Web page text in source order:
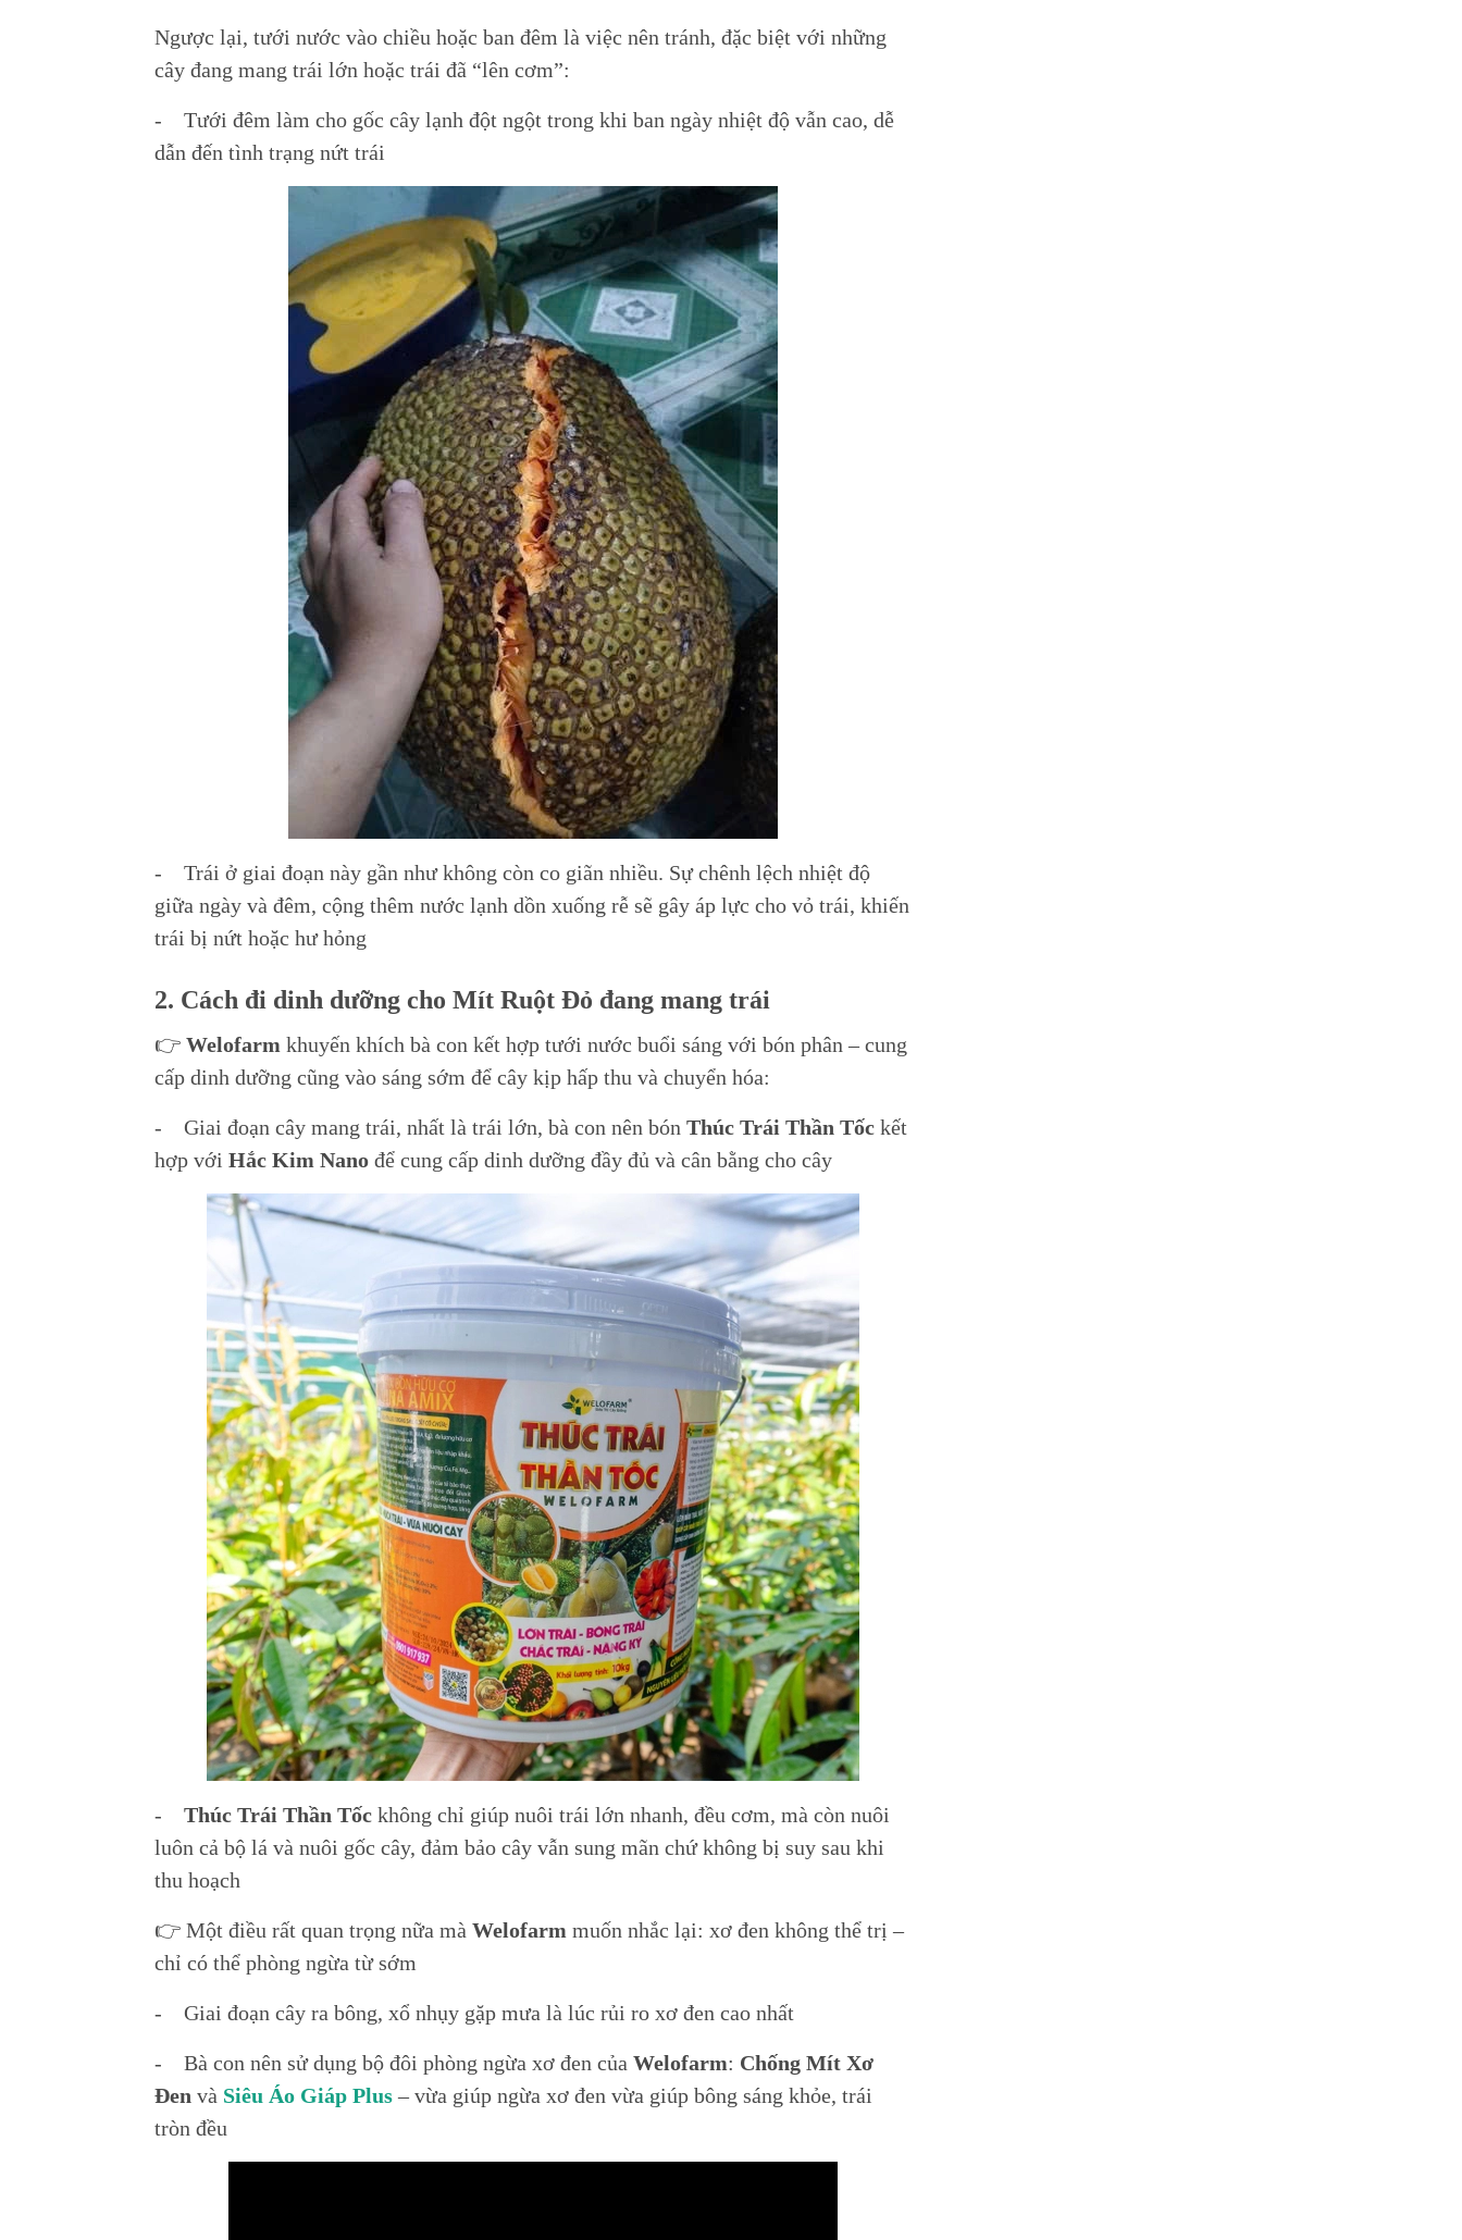
Ngược lại, tưới nước vào chiều hoặc ban đêm là việc nên tránh, đặc biệt với những
cây đang mang trái lớn hoặc trái đã “lên cơm”:
- Tưới đêm làm cho gốc cây lạnh đột ngột trong khi ban ngày nhiệt độ vẫn cao, dễ
dẫn đến tình trạng nứt trái
- Trái ở giai đoạn này gần như không còn co giãn nhiều. Sự chênh lệch nhiệt độ
giữa ngày và đêm, cộng thêm nước lạnh dồn xuống rễ sẽ gây áp lực cho vỏ trái, khiến
trái bị nứt hoặc hư hỏng
2. Cách đi dinh dưỡng cho Mít Ruột Đỏ đang mang trái
👉 Welofarm khuyến khích bà con kết hợp tưới nước buổi sáng với bón phân – cung
cấp dinh dưỡng cũng vào sáng sớm để cây kịp hấp thu và chuyển hóa:
- Giai đoạn cây mang trái, nhất là trái lớn, bà con nên bón Thúc Trái Thần Tốc kết
hợp với Hắc Kim Nano để cung cấp dinh dưỡng đầy đủ và cân bằng cho cây
- Thúc Trái Thần Tốc không chỉ giúp nuôi trái lớn nhanh, đều cơm, mà còn nuôi
luôn cả bộ lá và nuôi gốc cây, đảm bảo cây vẫn sung mãn chứ không bị suy sau khi
thu hoạch
👉 Một điều rất quan trọng nữa mà Welofarm muốn nhắc lại: xơ đen không thể trị –
chỉ có thể phòng ngừa từ sớm
- Giai đoạn cây ra bông, xổ nhụy gặp mưa là lúc rủi ro xơ đen cao nhất
- Bà con nên sử dụng bộ đôi phòng ngừa xơ đen của Welofarm: Chống Mít Xơ
Đen và Siêu Áo Giáp Plus– vừa giúp ngừa xơ đen vừa giúp bông sáng khỏe, trái
tròn đều